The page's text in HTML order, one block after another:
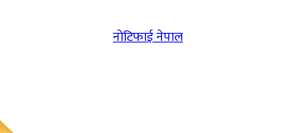
नोटिफाई नेपाल